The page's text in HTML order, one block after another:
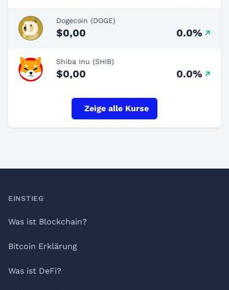
Dogecoin (DOGE)
$0,00 0.0%
Shiba Inu (SHIB)
$0,00 0.0%
Zeige alle Kurse
Footer
EINSTIEG
Was ist Blockchain?
Bitcoin Erklärung
Was ist DeFi?